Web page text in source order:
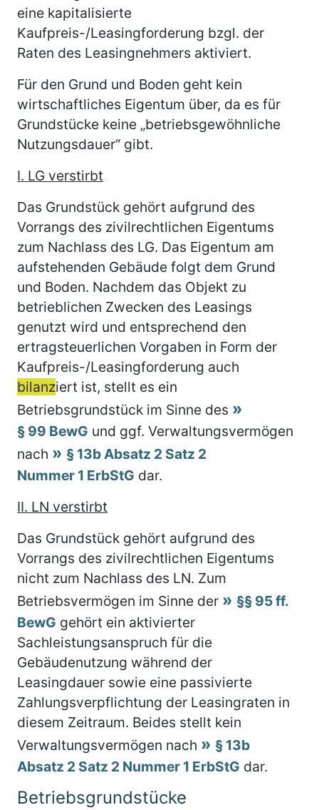
eine kapitalisierte
Kaufpreis-/Leasingforderung bzgl. der
Raten des Leasingnehmers aktiviert.
Für den Grund und Boden geht kein
wirtschaftliches Eigentum über, da es für
Grundstücke keine „betriebsgewöhnliche
Nutzungsdauer“ gibt.
I. LG verstirbt
Das Grundstück gehört aufgrund des
Vorrangs des zivilrechtlichen Eigentums
zum Nachlass des LG. Das Eigentum am
aufstehenden Gebäude folgt dem Grund
und Boden. Nachdem das Objekt zu
betrieblichen Zwecken des Leasings
genutzt wird und entsprechend den
ertragsteuerlichen Vorgaben in Form der
Kaufpreis-/Leasingforderung auch
bilanziert ist, stellt es ein
Betriebsgrundstück im Sinne des
§ 99 BewG und ggf. Verwaltungsvermögen
nach
§ 13b Absatz 2 Satz 2
Nummer 1 ErbStG dar.
II. LN verstirbt
Das Grundstück gehört aufgrund des
Vorrangs des zivilrechtlichen Eigentums
nicht zum Nachlass des LN. Zum
Betriebsvermögen im Sinne der
§§ 95 ff.
BewG gehört ein aktivierter
Sachleistungsanspruch für die
Gebäudenutzung während der
Leasingdauer sowie eine passivierte
Zahlungsverpflichtung der Leasingraten in
diesem Zeitraum. Beides stellt kein
Verwaltungsvermögen nach
§ 13b
Absatz 2 Satz 2 Nummer 1 ErbStG dar.
Betriebsgrundstücke